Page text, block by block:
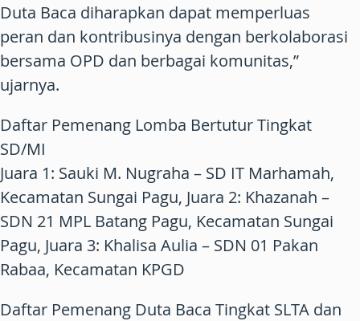
Duta Baca diharapkan dapat memperluas
peran dan kontribusinya dengan berkolaborasi
bersama OPD dan berbagai komunitas,”
ujarnya.
Daftar Pemenang Lomba Bertutur Tingkat
SD/MI
Juara 1: Sauki M. Nugraha – SD IT Marhamah,
Kecamatan Sungai Pagu, Juara 2: Khazanah –
SDN 21 MPL Batang Pagu, Kecamatan Sungai
Pagu, Juara 3: Khalisa Aulia – SDN 01 Pakan
Rabaa, Kecamatan KPGD
Daftar Pemenang Duta Baca Tingkat SLTA dan